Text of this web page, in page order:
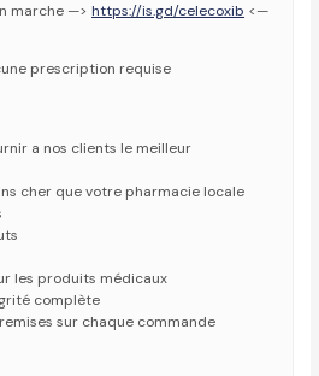
marche —>https://is.gd/celecoxib <—
prescription requise
a nos clients le meilleur
cher que votre pharmacie locale
les produits médicaux
complète
sur chaque commande